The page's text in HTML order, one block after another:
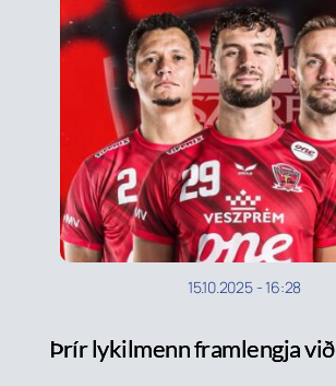
15.10.2025-16:28
Þrír lykilmenn framlengja